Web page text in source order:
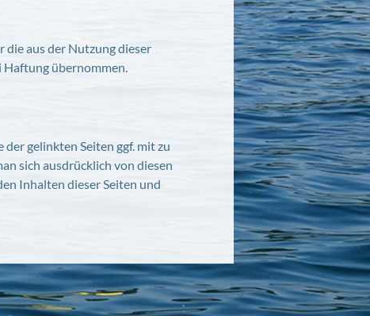
aus der Nutzung dieser
übernommen.
gelinkten Seiten ggf. mit zu
sich ausdrücklich von diesen
Inhalten dieser Seiten und